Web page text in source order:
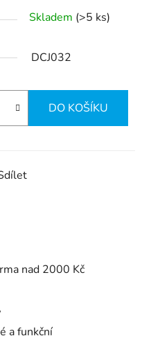
Skladem (>5 ks)
DCJ032
DO KOŠÍKU
nad 2000 Kč
a funkční